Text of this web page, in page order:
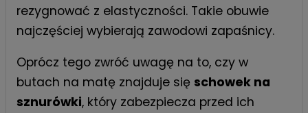
rezygnować z elastyczności. Takie obuwie
najczęściej wybierają zawodowi zapaśnicy.
Oprócz tego zwróć uwagę na to, czy w
butach na matę znajduje się schowek na
sznurówki, który zabezpiecza przed ich